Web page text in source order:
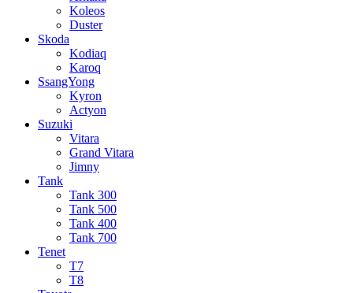
Koleos
Duster
Skoda
Kodiaq
Karoq
SsangYong
Kyron
Actyon
Suzuki
Vitara
Grand Vitara
Jimny
Tank
Tank 300
Tank 500
Tank 400
Tank 700
Tenet
T7
T8